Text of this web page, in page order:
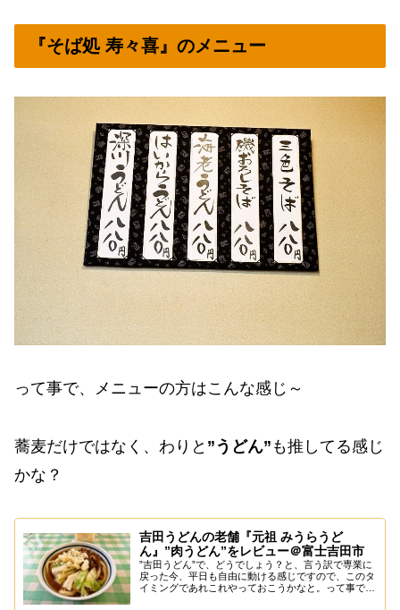
『そば処 寿々喜』のメニュー
って事で、メニューの方はこんな感じ～
蕎麦だけではなく、わりと ”うどん” も推してる感じ
かな？
吉田うどんの老舗『元祖 みうらうど
ん』”肉うどん”をレビュー＠富士吉田市
”吉田うどん”で、どうでしょう？と、言う訳で専業に
戻った今、平日も自由に動ける感じですので、このタ
イミングであれこれやっておこうかなと。って事で、